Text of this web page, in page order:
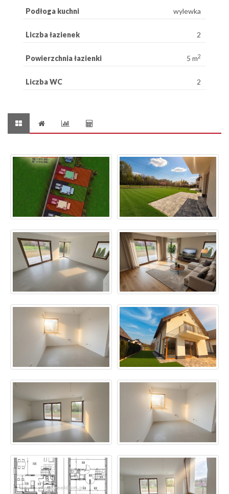
Podłoga kuchni wylewka
Liczba łazienek 2
Powierzchnia łazienki 5 m2
Liczba WC 2